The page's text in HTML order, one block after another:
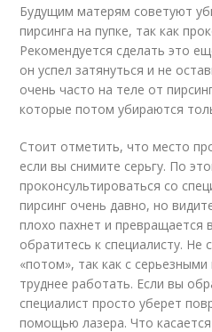
Будущим матерям советуют
пирсинга на пупке, так как
Рекомендуется сделать это
он успел затянуться и не
очень часто на теле от
которые потом убираются
Стоит отметить, что место
если вы снимите серьгу. По
проконсультироваться со
пирсинг очень давно, но
плохо пахнет и превращается
обратитесь к специалисту. Не
«потом», так как с
труднее работать. Если вы
специалист просто уберет
помощью лазера. Что касается